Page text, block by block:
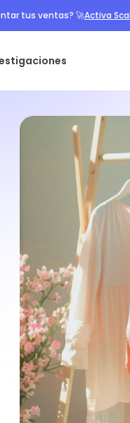
tus ventas? 🚀Activa